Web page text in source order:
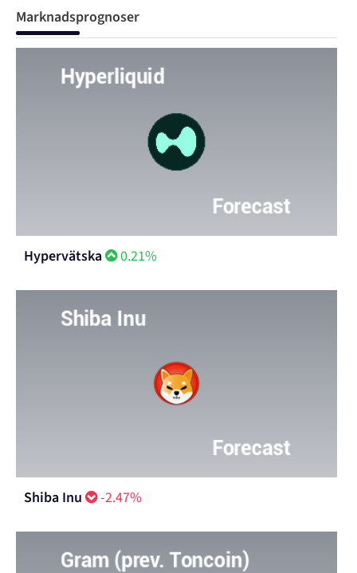
Marknadsprognoser
Hypervätska 0.21%
Shiba Inu -2.47%